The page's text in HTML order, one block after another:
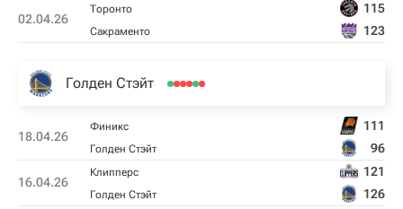
02.04.26
Торонто 115
Сакраменто 123
Голден Стэйт
18.04.26
Финикс 111
Голден Стэйт 96
16.04.26
Клипперс 121
Голден Стэйт 126